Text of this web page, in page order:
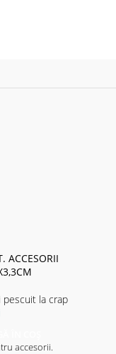
ACCESORII
pescuit la crap
accesorii.